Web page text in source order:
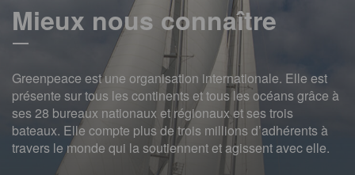
Mieux nous connaître
Greenpeace est une organisation internationale. Elle est
présente sur tous les continents et tous les océans grâce à
ses 28 bureaux nationaux et régionaux et ses trois
bateaux. Elle compte plus de trois millions d’adhérents à
travers le monde qui la soutiennent et agissent avec elle.